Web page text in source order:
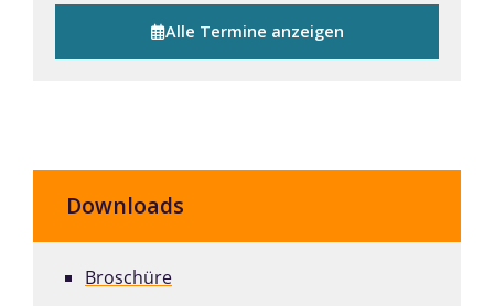
Alle Termine anzeigen
Downloads
Broschüre